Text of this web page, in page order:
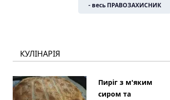
- весь ПРАВОЗАХИСНИК
КУЛІНАРІЯ
Пиріг з м'яким
сиром та